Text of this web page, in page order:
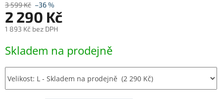
3 599 Kč –36 %
2 290 Kč
1 893 Kč bez DPH
cena:
Skladem na prodejně